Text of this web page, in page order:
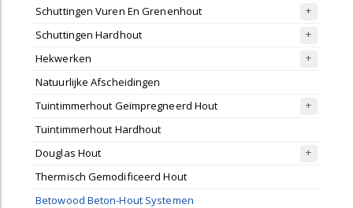
Schuttingen Vuren En Grenenhout
Schuttingen Hardhout
Hekwerken
Natuurlijke Afscheidingen
Tuintimmerhout Geïmpregneerd Hout
Tuintimmerhout Hardhout
Douglas Hout
Thermisch Gemodificeerd Hout
Betowood Beton-Hout Systemen